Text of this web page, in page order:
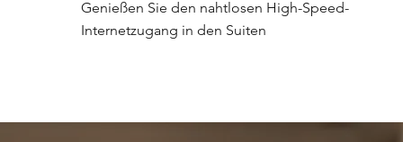
Genießen Sie den nahtlosen High-Speed-
Internetzugang in den Suiten